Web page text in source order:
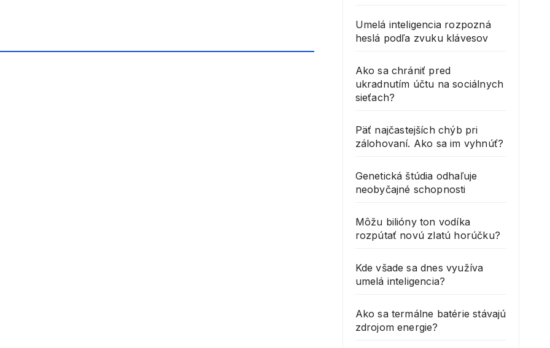
Umelá inteligencia rozpozná
heslá podľa zvuku klávesov
Ako sa chrániť pred
ukradnutím účtu na sociálnych
sieťach?
Päť najčastejších chýb pri
zálohovaní. Ako sa im vyhnúť?
Genetická štúdia odhaľuje
neobyčajné schopnosti
Môžu bilióny ton vodíka
rozpútať novú zlatú horúčku?
Kde všade sa dnes využíva
umelá inteligencia?
Ako sa termálne batérie stávajú
zdrojom energie?